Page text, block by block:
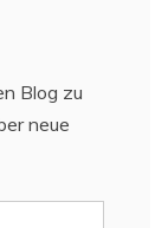
Blog zu
neue